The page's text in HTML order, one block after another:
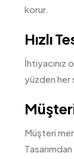
korur.
Hızlı
İhtiyacınız
yüzden her
Müşteri